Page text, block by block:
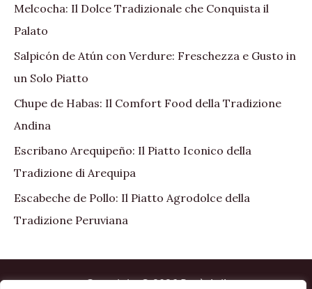
Melcocha: Il Dolce Tradizionale che Conquista il
Palato
Salpicón de Atún con Verdure: Freschezza e Gusto in
un Solo Piatto
Chupe de Habas: Il Comfort Food della Tradizione
Andina
Escribano Arequipeño: Il Piatto Iconico della
Tradizione di Arequipa
Escabeche de Pollo: Il Piatto Agrodolce della
Tradizione Peruviana
Copyright © 2026 Perù Asi!